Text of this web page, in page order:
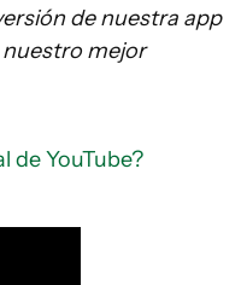
de nuestra app
mejor
de YouTube?